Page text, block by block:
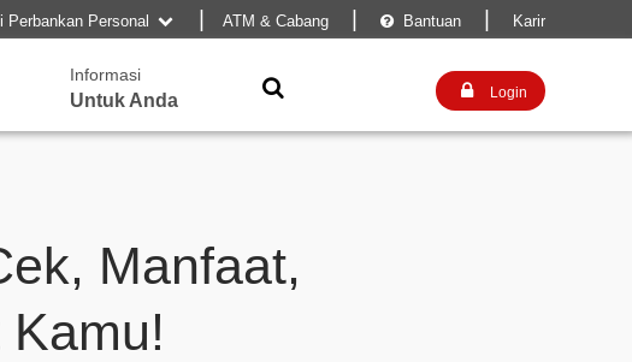
Perbankan Personal  |ATM & Cabang  Bantuan Karir
Informasi
Untuk Anda
  Login
Manfaat,